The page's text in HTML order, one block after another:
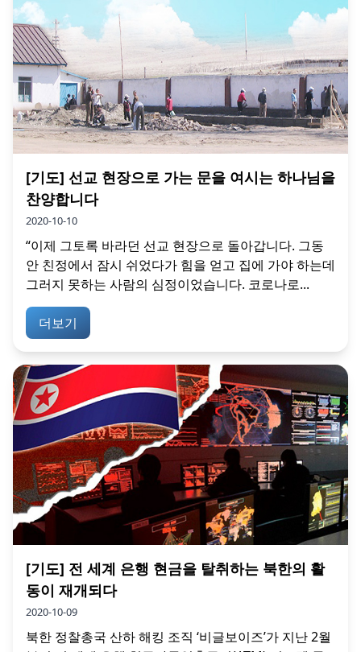
[기도] 선교 현장으로 가는 문을 여시는 하나님을
찬양합니다
2020-10-10
“이제 그토록 바라던 선교 현장으로 돌아갑니다. 그동
안 친정에서 잠시 쉬었다가 힘을 얻고 집에 가야 하는데
그러지 못하는 사람의 심정이었습니다. 코로나로...
더보기
[기도] 전 세계 은행 현금을 탈취하는 북한의 활
동이 재개되다
2020-10-09
북한 정찰총국 산하 해킹 조직 ‘비글보이즈’가 지난 2월